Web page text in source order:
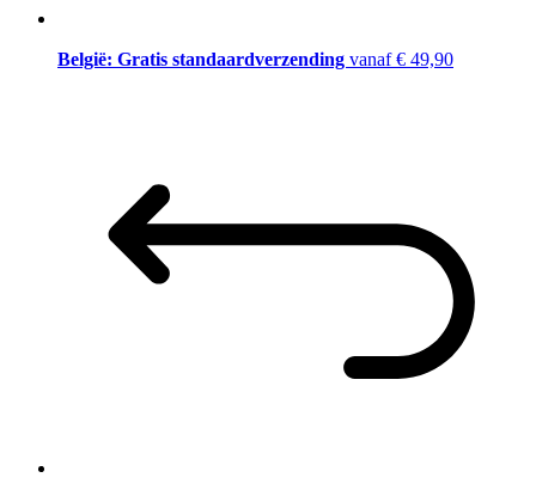
België: Gratis standaardverzending vanaf € 49,90